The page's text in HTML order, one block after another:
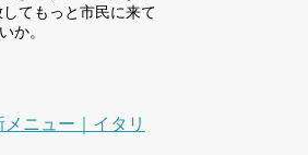
てもっと市民に来て
か。
ニュー｜イタリ